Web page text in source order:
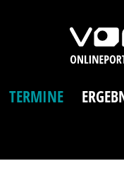
TERMINE